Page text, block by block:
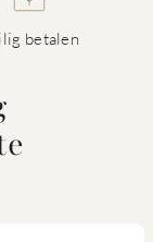
betalen